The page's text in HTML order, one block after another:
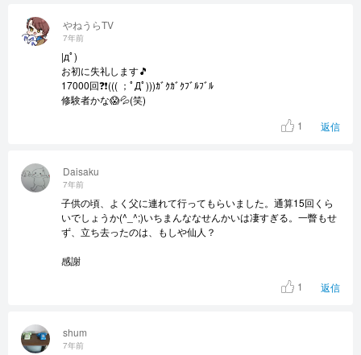
shum
7年前
Daisaku
7年前
子供の頃、よく父に連れて行ってもらいました。通算15回くら
いでしょうか(^_^;)いちまんななせんかいは凄すぎる。一瞥もせ
ず、立ち去ったのは、もしや仙人？
感謝
1
返信
やねうらTV
7年前
|дﾟ)
お初に失礼します🎵
17000回❓️❗️((( ；ﾟДﾟ)))ｶﾞｸｶﾞｸﾌﾞﾙﾌﾞﾙ
修験者かな😱💦(笑)
1
返信